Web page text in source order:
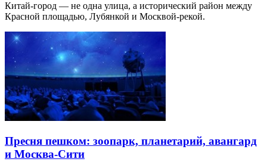
Китай-город — не одна улица, а исторический район между
Красной площадью, Лубянкой и Москвой-рекой.
Пресня пешком: зоопарк, планетарий, авангард
и Москва-Сити